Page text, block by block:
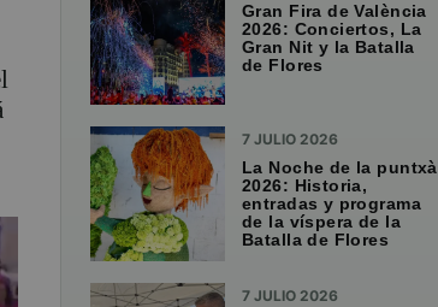
Gran Fira de València
2026: Conciertos, La
Gran Nit y la Batalla
de Flores
7 JULIO 2026
La Noche de la puntxà
2026: Historia,
entradas y programa
de la víspera de la
Batalla de Flores
7 JULIO 2026